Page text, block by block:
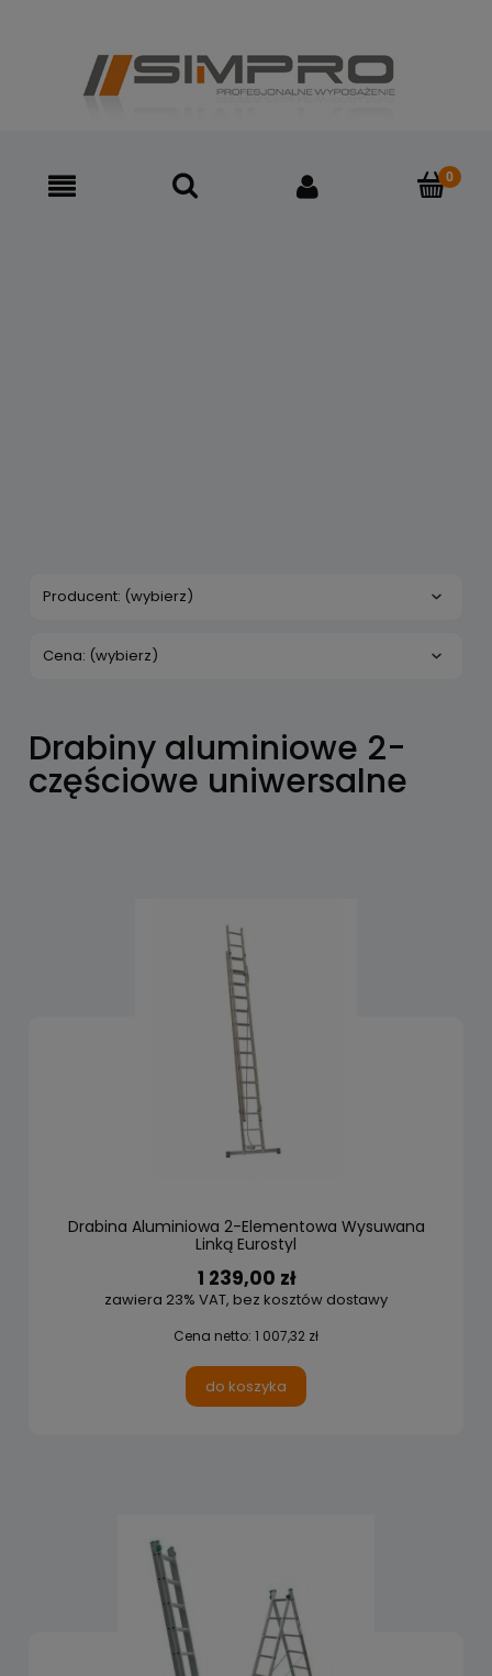
Producent: (wybierz)
Cena: (wybierz)
Drabiny aluminiowe 2-
częściowe uniwersalne
Drabina Aluminiowa 2-Elementowa Wysuwana
Linką Eurostyl
1 239,00 zł
zawiera 23% VAT, bez kosztów dostawy
Cena netto: 1 007,32 zł
do koszyka